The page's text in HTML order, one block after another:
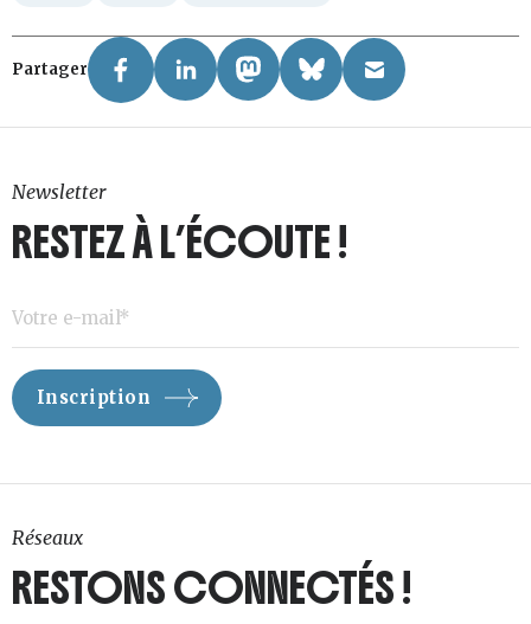
Partager
Newsletter
RESTEZ À L’ÉCOUTE !
Réseaux
RESTONS CONNECTÉS !